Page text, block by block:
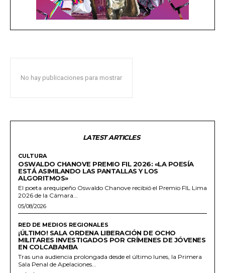
No hay publicaciones para mostrar
LATEST ARTICLES
CULTURA
OSWALDO CHANOVE PREMIO FIL 2026: «LA POESÍA
ESTÁ ASIMILANDO LAS PANTALLAS Y LOS
ALGORITMOS»
El poeta arequipeño Oswaldo Chanove recibió el Premio FIL Lima
2026 de la Cámara...
05/08/2026
RED DE MEDIOS REGIONALES
¡ÚLTIMO! SALA ORDENA LIBERACIÓN DE OCHO
MILITARES INVESTIGADOS POR CRÍMENES DE JÓVENES
EN COLCABAMBA
Tras una audiencia prolongada desde el último lunes, la Primera
Sala Penal de Apelaciones...